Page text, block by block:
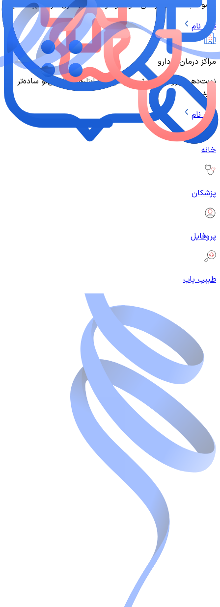
عضو شبکه مراکز درمانی شوید و فرصت‌های کاری تازه را پیدا کنید
ثبت نام
مراکز درمان و دارو
نوبت‌دهی، پرونده‌ها و تیم درمان را با ابزارهای طبیبی‌نو ساده‌تر
کنید
ثبت نام
خانه
پزشکان
پروفایل
طبیب یاب